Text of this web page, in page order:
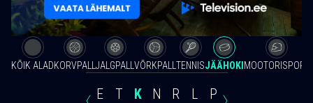
KÕIK ALADKORVPALL JALGPALL VÕRKPALL TENNISJÄÄHOKI MOOTORISPORT
E T K N R L P